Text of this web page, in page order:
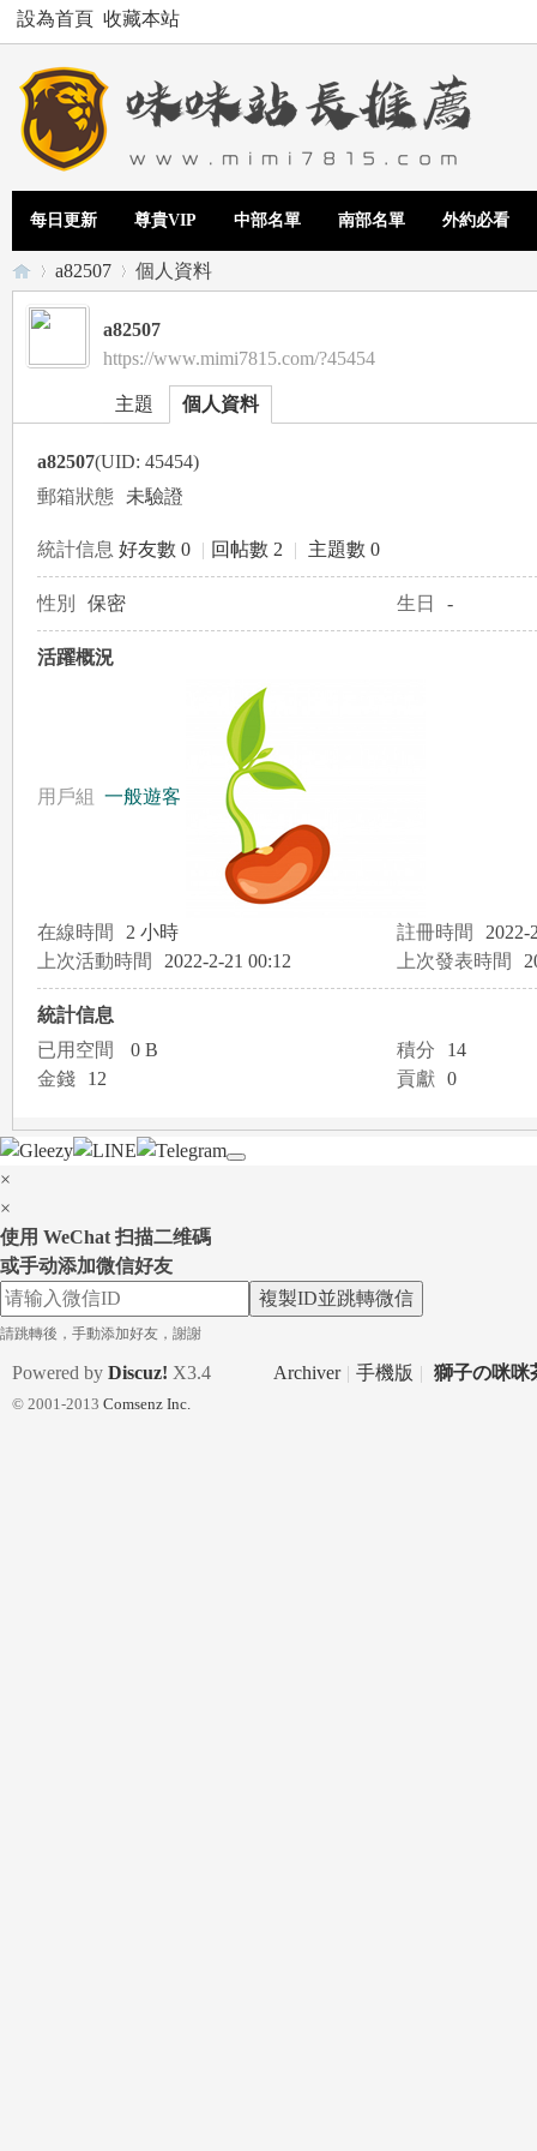
設為首頁 收藏本站
每日更新 尊貴VIP 中部名單 南部名單 外約必看
Te
m
›
a82507 個人資料
a82507
https://www.mimi7815.com/?45454
主題 個人資料
a82507(UID: 45454)
郵箱狀態
未驗證
統計信息 好友數 0 | 回帖數 2 | 主題數 0
性別 保密 生日 -
活躍概況
用戶組 一般遊客
在線時間 2 小時 註冊時間
2022-
上次活動時間
2022-2-21 00:12 上次發表時間
統計信息
已用空間
0 B 積分
14
金錢
12 貢獻 0
×
×
使用 WeChat 扫描二维碼
或手动添加微信好友
複製ID並跳轉微信
請跳轉後，手動添加好友，謝謝
Archiver | 手機版 | 獅子の咪咪
Powered by Discuz! X3.4
© 2001-2013 Comsenz Inc.